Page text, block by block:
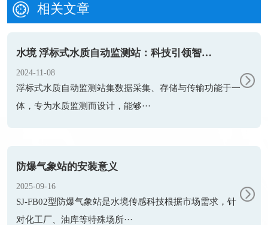
相关文章
水境 浮标式水质自动监测站：科技引领智能检测
2024-11-08
浮标式水质自动监测站​集数据采集、存储与传输功能于一
体，专为水质监测而设计，能够···
防爆气象站的安装意义
2025-09-16
SJ-FB02型防爆气象站是水境传感科技根据市场需求，针
对化工厂、油库等特殊场所···